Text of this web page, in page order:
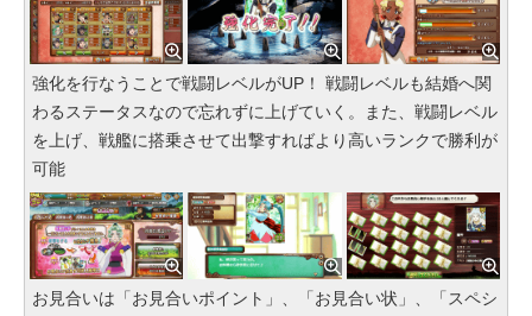
強化を行なうことで戦闘レベルがUP！ 戦闘レベルも結婚へ関
わるステータスなので忘れずに上げていく。また、戦闘レベル
を上げ、戦艦に搭乗させて出撃すればより高いランクで勝利が
可能
お見合いは「お見合いポイント」、「お見合い状」、「スペシ